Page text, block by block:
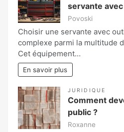
servante
Povoski
Choisir une servante avec
complexe parmi la multitude
Cet équipement…
En savoir plus
JURIDIQUE
Comment
public ?
Roxanne